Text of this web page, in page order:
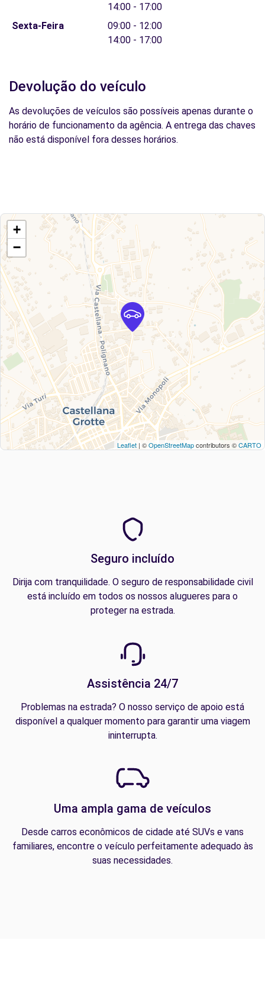
14:00 - 17:00
Sexta-Feira
09:00 - 12:00
14:00 - 17:00
Devolução do veículo
As devoluções de veículos são possíveis apenas durante o
horário de funcionamento da agência. A entrega das chaves
não está disponível fora desses horários.
+
−
Leaflet | ©OpenStreetMapcontributors ©CARTO
Seguro incluído
Dirija com tranquilidade. O seguro de responsabilidade civil
está incluído em todos os nossos alugueres para o
proteger na estrada.
Assistência 24/7
Problemas na estrada? O nosso serviço de apoio está
disponível a qualquer momento para garantir uma viagem
ininterrupta.
Uma ampla gama de veículos
Desde carros econômicos de cidade até SUVs e vans
familiares, encontre o veículo perfeitamente adequado às
suas necessidades.